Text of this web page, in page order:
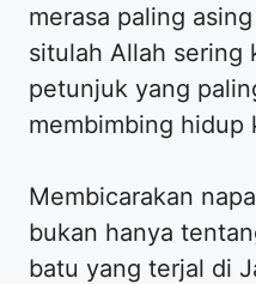
merasa paling
situlah Allah sering
petunjuk yang
membimbing hidup
​Membicarakan
bukan hanya
batu yang terjal di